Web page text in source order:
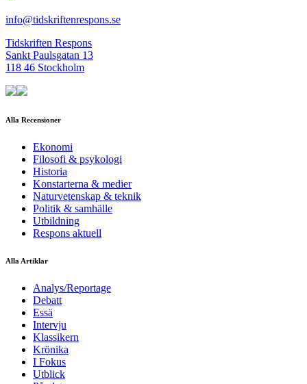
info@tidskriftenrespons.se
Tidskriften Respons
Sankt Paulsgatan 13
118 46 Stockholm
Alla Recensioner
Ekonomi
Filosofi & psykologi
Historia
Konstarterna & medier
Naturvetenskap & teknik
Politik & samhälle
Utbildning
Respons aktuell
Alla Artiklar
Analys/Reportage
Debatt
Essä
Intervju
Klassikern
Krönika
I Fokus
Utblick